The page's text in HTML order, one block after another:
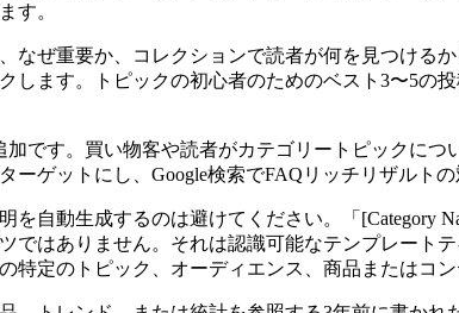
す。
なぜ重要か、コレクションで読者が何を見つける
します。トピックの初心者のためのベスト3〜5の
です。買い物客や読者がカテゴリートピックに
ゲットにし、Google検索でFAQリッチリザルト
自動生成するのは避けてください。「[Category
ではありません。それは認識可能なテンプレート
定のトピック、オーディエンス、商品またはコ